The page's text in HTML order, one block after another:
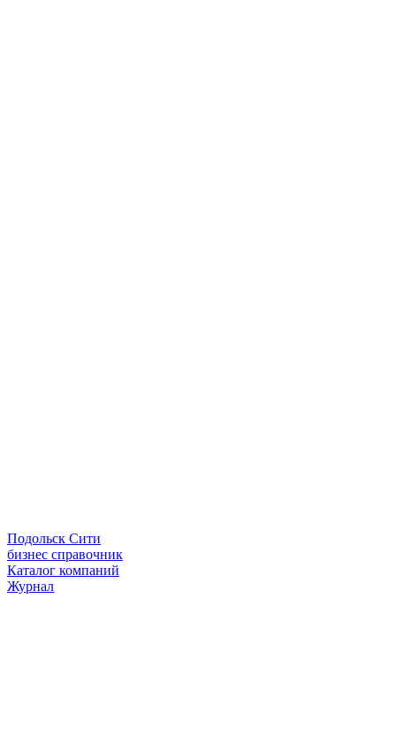
Подольск Сити
бизнес справочник
Каталог компаний
Журнал